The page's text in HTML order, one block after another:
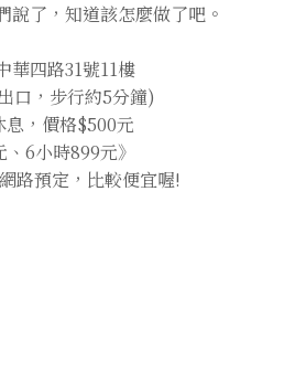
說了，知道該怎麼做了吧。
華四路31號11樓
口，步行約5分鐘)
息，價格$500元
6小時899元》
路預定，比較便宜喔!